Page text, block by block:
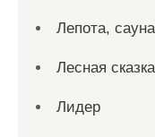
Лепота, сауна
Лесная
Лидер